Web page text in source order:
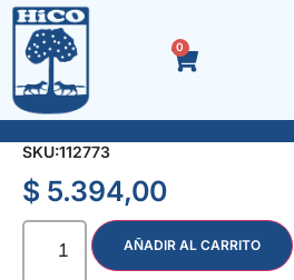
0
LLANA P/YESERO FLEXIBLE
SKU:112773
$ 5.394,00
AÑADIR AL CARRITO